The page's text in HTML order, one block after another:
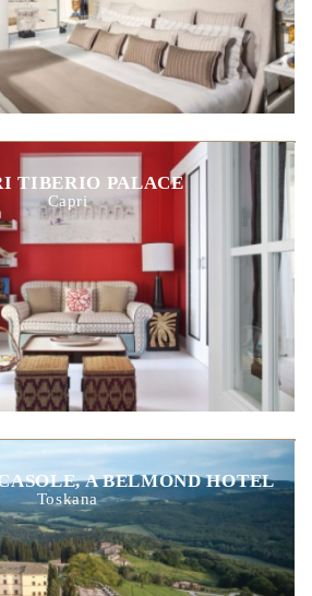
TIBERIO PALACE
Capri
A BELMOND HOTEL
Toskana